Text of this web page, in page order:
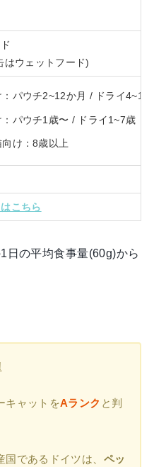
はウェットフード)
：パウチ2~12か月 / ドライ4~12
：パウチ1歳〜 / ドライ1~7歳
け：8歳以上
こちら
の平均食事量(60g)から
キャットをAランク と判
であるドイツは、 ペッ